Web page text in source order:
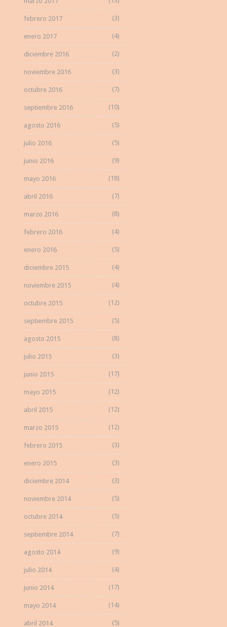
febrero 2017 (3)
enero 2017 (4)
diciembre 2016 (2)
noviembre 2016 (3)
octubre 2016 (7)
septiembre 2016 (10)
agosto 2016 (5)
julio 2016 (5)
junio 2016 (9)
mayo 2016 (18)
abril 2016 (7)
marzo 2016 (8)
febrero 2016 (4)
enero 2016 (5)
diciembre 2015 (4)
noviembre 2015 (4)
octubre 2015 (12)
septiembre 2015 (5)
agosto 2015 (8)
julio 2015 (3)
junio 2015 (17)
mayo 2015 (12)
abril 2015 (12)
marzo 2015 (12)
febrero 2015 (3)
enero 2015 (3)
diciembre 2014 (3)
noviembre 2014 (5)
octubre 2014 (5)
septiembre 2014 (7)
agosto 2014 (9)
julio 2014 (4)
junio 2014 (17)
mayo 2014 (14)
abril 2014 (5)